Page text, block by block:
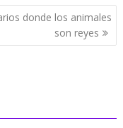
donde los animales
son reyes